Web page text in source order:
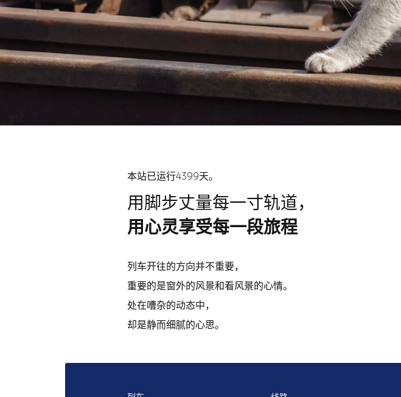
本站已运行4399天。
用脚步丈量每一寸轨道，
用心灵享受每一段旅程
列车开往的方向并不重要，
重要的是窗外的风景和看风景的心情。
处在嘈杂的动态中，
却是静而细腻的心思。